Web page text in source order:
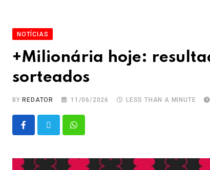
NOTÍCIAS
+Milionária hoje:
sorteados
BY REDATOR 11/06/2026 LESS THAN A MINUTE